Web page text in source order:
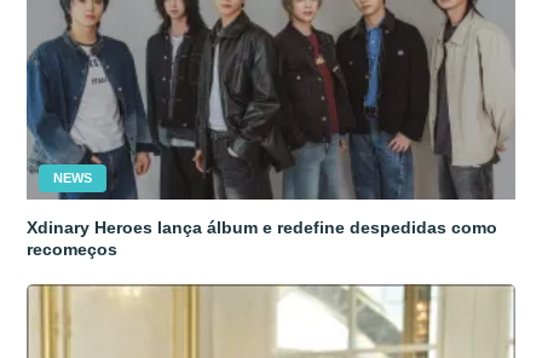
NEWS
Xdinary Heroes lança álbum e redefine despedidas como
recomeços